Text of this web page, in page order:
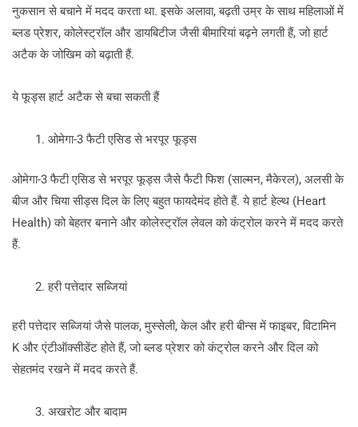
नुकसान से बचाने में मदद करता था. इसके अलावा, बढ़ती उम्र के साथ महिलाओं में
ब्लड प्रेशर, कोलेस्ट्रॉल और डायबिटीज जैसी बीमारियां बढ़ने लगती हैं, जो हार्ट
अटैक के जोखिम को बढ़ाती हैं.
ये फूड्स हार्ट अटैक से बचा सकती हैं
ओमेगा-3 फैटी एसिड से भरपूर फूड्स
ओमेगा-3 फैटी एसिड से भरपूर फूड्स जैसे फैटी फिश (साल्मन, मैकेरल), अलसी के
बीज और चिया सीड्स दिल के लिए बहुत फायदेमंद होते हैं. ये हार्ट हेल्थ (Heart
Health) को बेहतर बनाने और कोलेस्ट्रॉल लेवल को कंट्रोल करने में मदद करते
हैं.
हरी पत्तेदार सब्जियां
हरी पत्तेदार सब्जियां जैसे पालक, मुस्सेली, केल और हरी बीन्स में फाइबर, विटामिन
K और एंटीऑक्सीडेंट होते हैं, जो ब्लड प्रेशर को कंट्रोल करने और दिल को
सेहतमंद रखने में मदद करते हैं.
अखरोट और बादाम